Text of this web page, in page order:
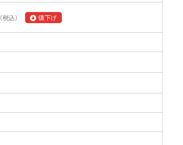
（税込） 値下げ